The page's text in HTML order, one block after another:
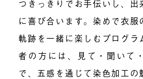
つきっきりでお手伝いし、出
に喜び合います。染めで衣服
軌跡を一緒に楽しむプログラ
者の方には、見て・聞いて
で、五感を通じて染色加工の